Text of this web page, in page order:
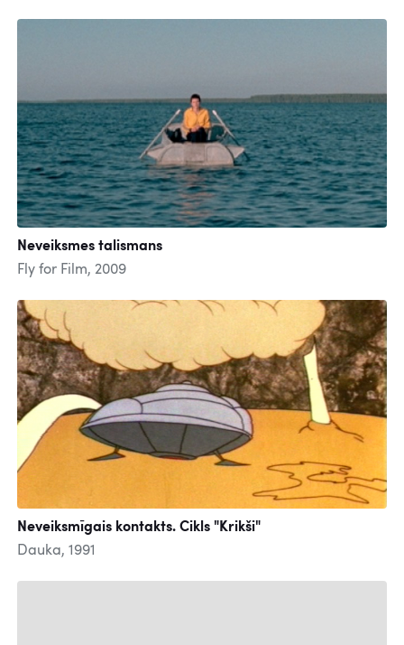
Neveiksmes talismans
Fly for Film, 2009
Neveiksmīgais kontakts. Cikls "Krikši"
Dauka, 1991